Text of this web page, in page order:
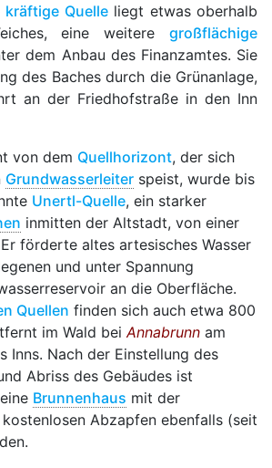
kräftige Quelleliegt etwas oberhalb
eine weitere großflächige
dem Anbau des Finanzamtes. Sie
des Baches durch die Grünanlage,
an der Friedhofstraße in den Inn
von dem Quellhorizont, der sich
Grundwasserleiter speist, wurde bis
Unertl-Quelle, ein starker
inmitten der Altstadt, von einer
förderte altes artesisches Wasser
und unter Spannung
an die Oberfläche.
Quellen finden sich auch etwa 800
im Wald beiAnnabrunn am
Inns. Nach der Einstellung des
Abriss des Gebäudes ist
Brunnenhaus mit der
Abzapfen ebenfalls (seit